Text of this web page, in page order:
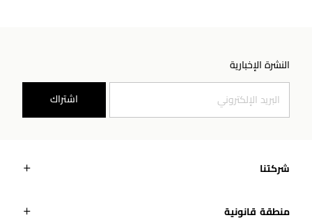
النشرة الإخبارية
اشتراك
شركتنا
منطقة قانونية